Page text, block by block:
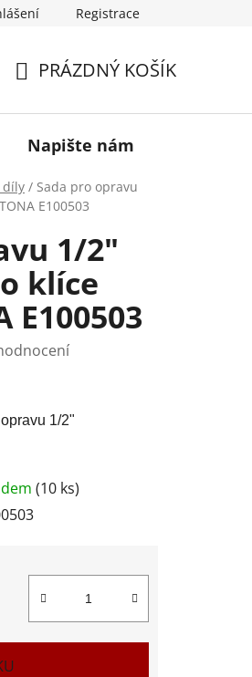
značky TONARegistrace
KOŠÍK
PRÁZDNÝ KOŠÍK
Napište nám
díly / Sada pro opravu
E100503
1/2"
klíce
E100503
1/2"
(10 ks)